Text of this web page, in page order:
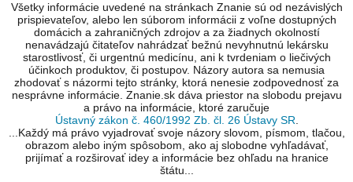
Všetky informácie uvedené na stránkach Znanie sú od nezávislých
prispievateľov, alebo len súborom informácii z voľne dostupných
domácich a zahraničných zdrojov a za žiadnych okolností
nenavádzajú čitateľov nahrádzať bežnú nevyhnutnú lekársku
starostlivosť, či urgentnú medicínu, ani k tvrdeniam o liečivých
účinkoch produktov, či postupov. Názory autora sa nemusia
zhodovať s názormi tejto stránky, ktorá nenesie zodpovednosť za
nesprávne informácie. Znanie.sk dáva priestor na slobodu prejavu
a právo na informácie, ktoré zaručuje
Ústavný zákon č. 460/1992 Zb. čl. 26 Ústavy SR
...Každý má právo vyjadrovať svoje názory slovom, písmom, tlačou,
obrazom alebo iným spôsobom, ako aj slobodne vyhľadávať,
prijímať a rozširovať idey a informácie bez ohľadu na hranice
štátu...